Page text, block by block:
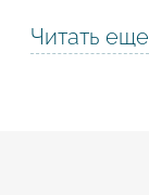
Читать еще